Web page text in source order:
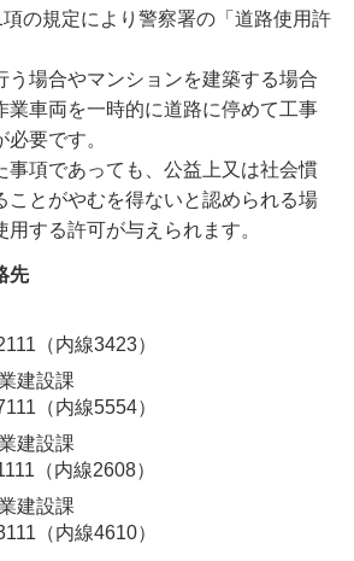
の規定により警察署の「道路使用許
う場合やマンションを建築する場合
業車両を一時的に道路に停めて工事
要です。
事項であっても、公益上又は社会慣
ことがやむを得ないと認められる場
する許可が与えられます。
先
（内線3423）
建設課
（内線5554）
建設課
（内線2608）
建設課
（内線4610）